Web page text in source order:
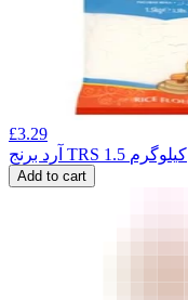
£3.29
آرد برنج TRS 1.5 کیلوگرم
Add to cart